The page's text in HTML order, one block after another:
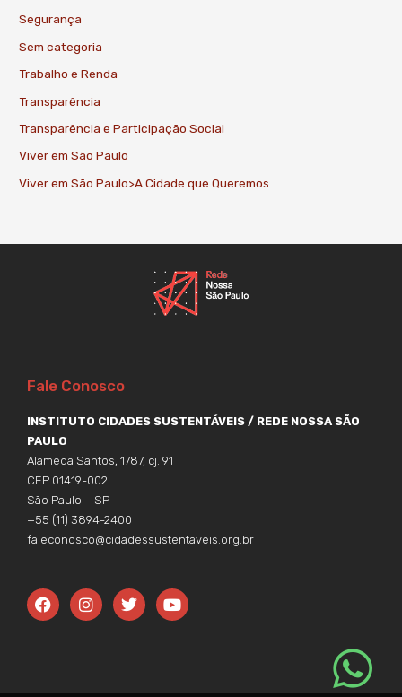
Segurança
Sem categoria
Trabalho e Renda
Transparência
Transparência e Participação Social
Viver em São Paulo
Viver em São Paulo>A Cidade que Queremos
Fale Conosco
INSTITUTO CIDADES SUSTENTÁVEIS / REDE NOSSA SÃO
PAULO
Alameda Santos, 1787, cj. 91
CEP 01419-002
São Paulo – SP
+55 (11) 3894-2400
faleconosco@cidadessustentaveis.org.br
F
a
c
o
I
n
s
r
T
w
i
r
Y
o
u
e